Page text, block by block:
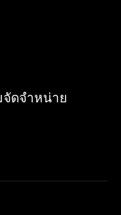
จัดจำหน่าย